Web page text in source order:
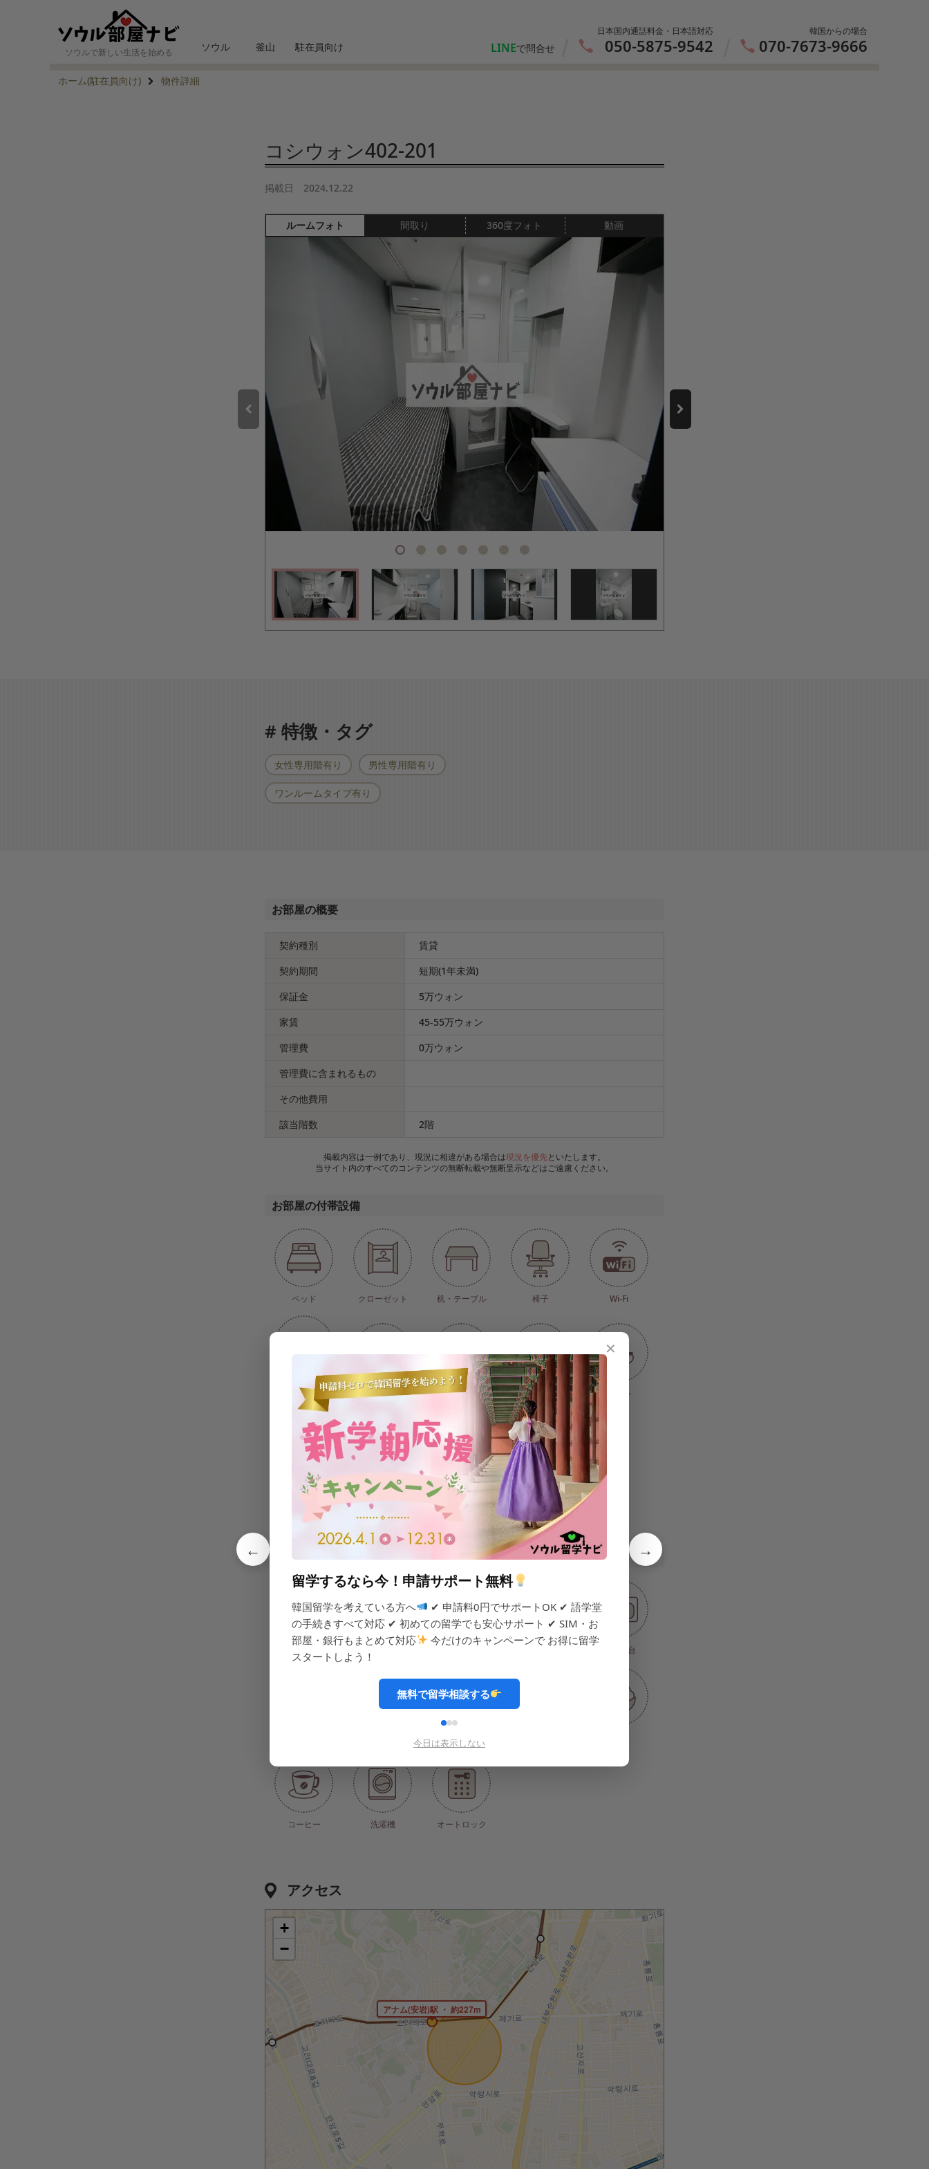
ソウルで新しい生活を始める ソウル 釜山 駐在員向け LINEで問合せ
日本国内通話料金・日本語対応
050-5875-9542
韓国からの場合
070-7673-9666
ホーム(駐在員向け) 物件詳細
コシウォン402-201
掲載日 2024.12.22
ルームフォト 間取り 360度フォト 動画
# 特徴・タグ
女性専用階有り 男性専用階有り
ワンルームタイプ有り
お部屋の概要
契約種別
賃貸
契約期間
短期(1年未満)
保証金
5万ウォン
家賃
45-55万ウォン
管理費
0万ウォン
管理費に含まれるもの
その他費用
該当階数
2階
掲載内容は一例であり、現況に相違がある場合は現況を優先といたします。
当サイト内のすべてのコンテンツの無断転載や無断呈示などはご遠慮ください。
お部屋の付帯設備
ベッド クローゼット 机・テーブル 椅子 Wi-Fi
エアコン(個人管理
式)
床暖房(中央管理式) オートロック 冷蔵庫(ワンドア式) トイレ
シャワー 洗面台
共同設備
電子レンジ IHコンロ シンク台
冷蔵庫(ツードア式)
コーヒー 洗濯機 オートロック
アクセス
アナム(安岩)駅 ・ 約227m
+
−
←
✕
留学するなら今！申請サポート無料
韓国留学を考えている方へ
✔ 申請料0円でサポートOK ✔ 語学堂
の手続きすべて対応 ✔ 初めての留学でも安心サポート ✔ SIM・お
部屋・銀行もまとめて対応
今だけのキャンペーンで お得に留学
スタートしよう！
無料で留学相談する
今日は表示しない
→